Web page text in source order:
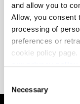
and allow you to
Allow, you consent
processing of
preferences or
cookie policy
our privacy policy.
Selection
Necessary
Voici comment